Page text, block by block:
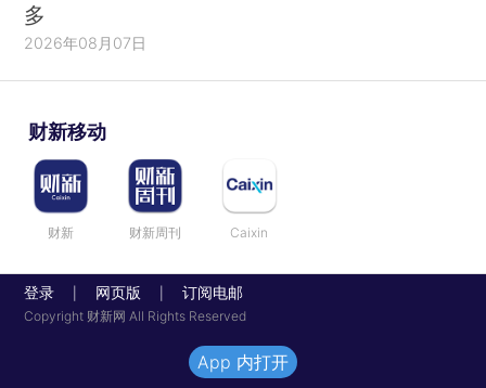
多
2026年08月07日
财新移动
财新 财新周刊 Caixin
登录 网页版 订阅电邮
Copyright 财新网 All Rights Reserved
App 内打开